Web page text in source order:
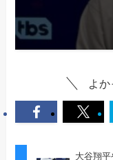
よか
大谷翔